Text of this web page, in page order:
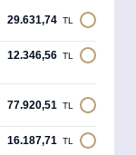
29.631,74 TL
12.346,56 TL
77.920,51 TL
16.187,71 TL